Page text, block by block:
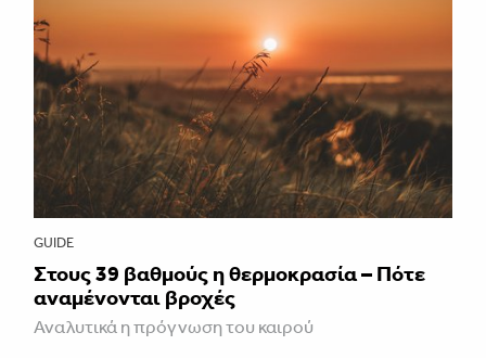
GUIDE
Στους 39 βαθμούς η θερμοκρασία – Πότε
αναμένονται βροχές
Αναλυτικά η πρόγνωση του καιρού